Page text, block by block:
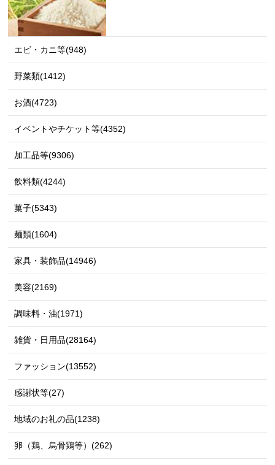
エビ・カニ等(948)
野菜類(1412)
お酒(4723)
イベントやチケット等(4352)
加工品等(9306)
飲料類(4244)
菓子(5343)
麺類(1604)
家具・装飾品(14946)
美容(2169)
調味料・油(1971)
雑貨・日用品(28164)
ファッション(13552)
感謝状等(27)
地域のお礼の品(1238)
卵（鶏、烏骨鶏等）(262)